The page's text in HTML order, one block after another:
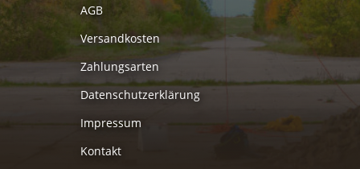
AGB
Versandkosten
Zahlungsarten
Datenschutzerklärung
Impressum
Kontakt